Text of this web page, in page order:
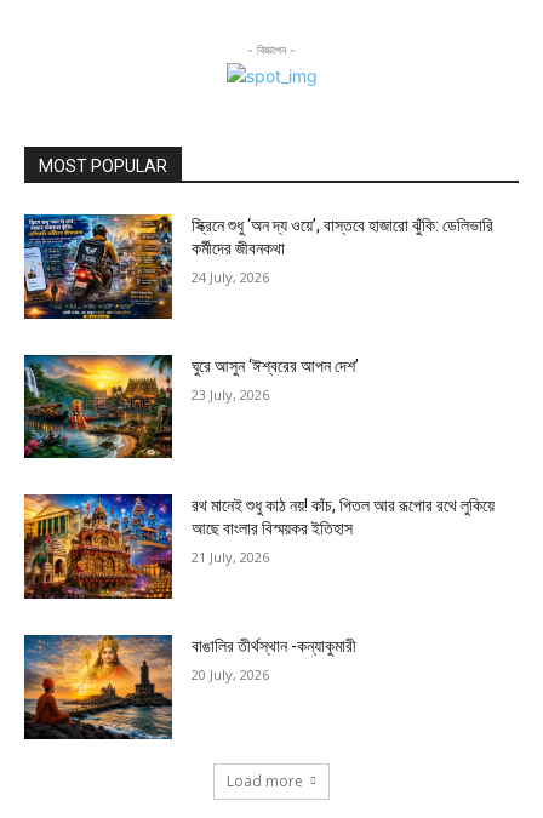
- বিজ্ঞাপন -
MOST POPULAR
স্ক্রিনে শুধু ‘অন দ্য ওয়ে’, বাস্তবে হাজারো ঝুঁকি: ডেলিভারি
কর্মীদের জীবনকথা
24 July, 2026
ঘুরে আসুন ‘ঈশ্বরের আপন দেশ’
23 July, 2026
রথ মানেই শুধু কাঠ নয়! কাঁচ, পিতল আর রূপোর রথে লুকিয়ে
আছে বাংলার বিস্ময়কর ইতিহাস
21 July, 2026
বাঙালির তীর্থস্থান -কন্যাকুমারী
20 July, 2026
Load more